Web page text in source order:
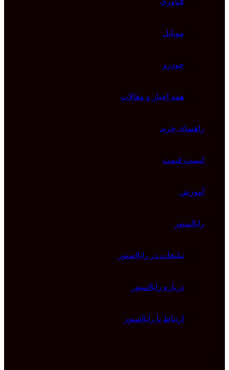
موبایل
خودرو
همه اخبار و مقالات
راهنمای خرید
لیست قیمت
آموزش
رایااستور
تبلیغات در رایااستور
درباره رایااستور
ارتباط با رایااستور